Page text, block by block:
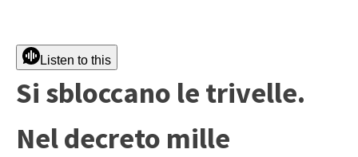
Listen to this
Si sbloccano le trivelle.
Nel decreto mille